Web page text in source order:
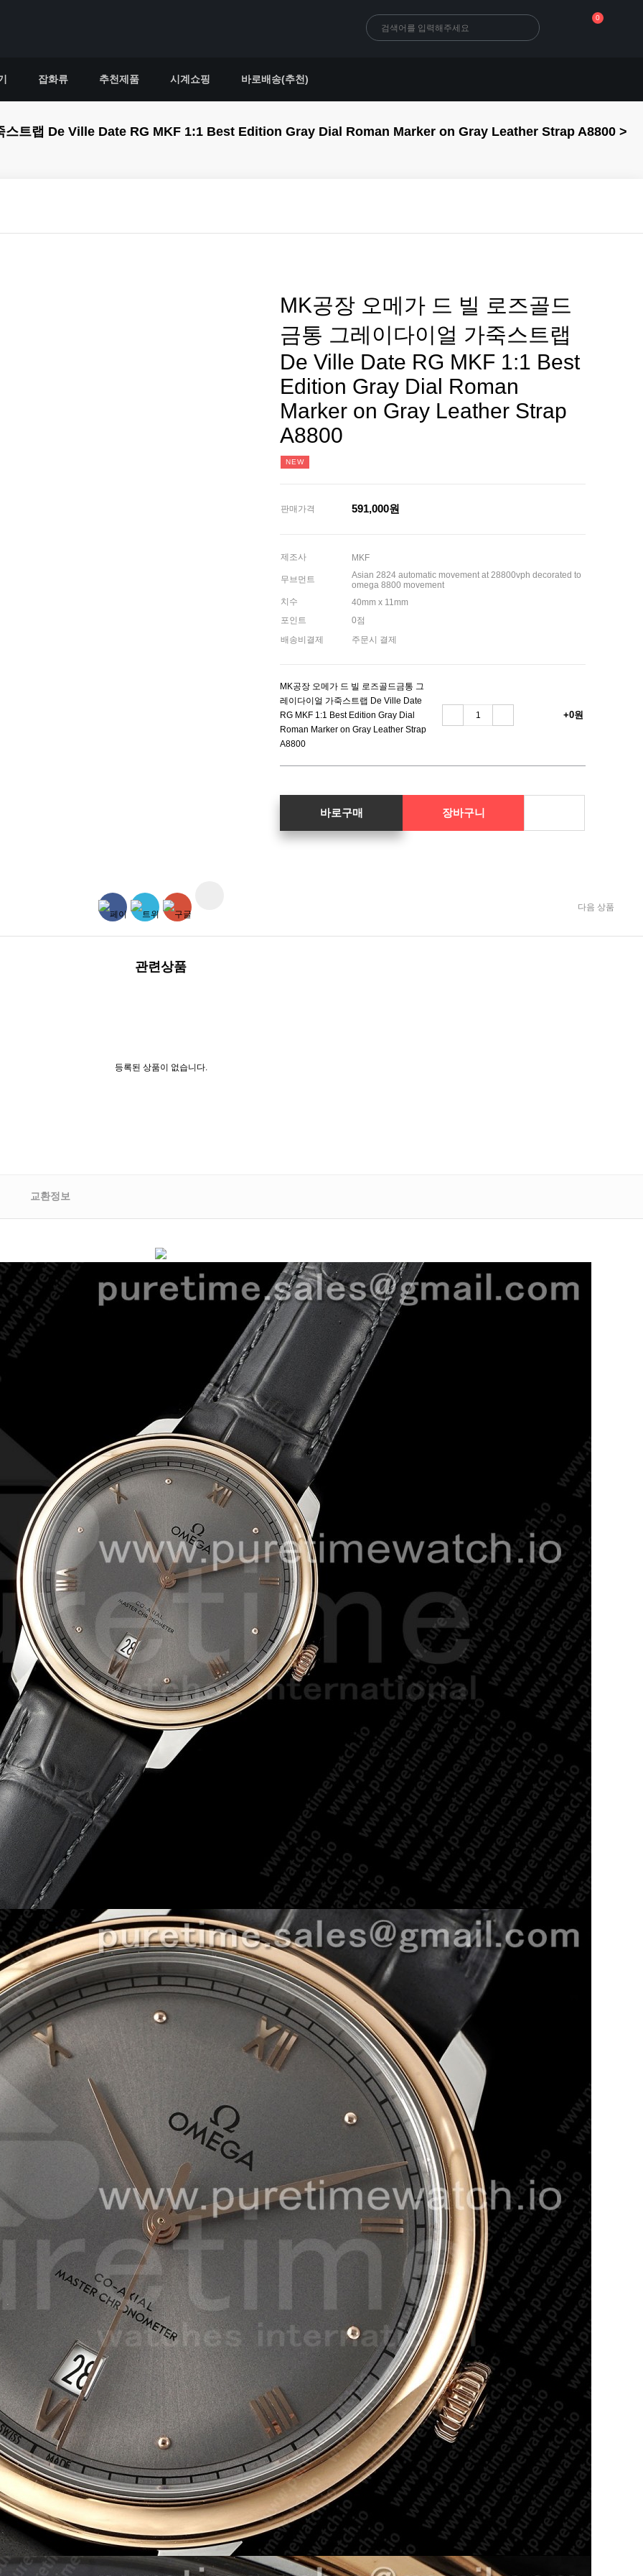
0
잡화류 추천제품 시계쇼핑 바로배송(추천)
스트랩 De Ville Date RG MKF 1:1 Best Edition Gray Dial Roman Marker on Gray Leather Strap A8800 >
MK공장 오메가 드 빌 로즈골드
금통 그레이다이얼 가죽스트랩
De Ville Date RG MKF 1:1 Best
Edition Gray Dial Roman
Marker on Gray Leather Strap
A8800
NEW
판매가격 591,000원
제조사 MKF
무브먼트
Asian 2824 automatic movement at 28800vph decorated to
omega 8800 movement
치수
40mm x 11mm
포인트
0점
배송비결제
주문시 결제
MK공장 오메가 드 빌 로즈골드금통 그
레이다이얼 가죽스트랩 De Ville Date
RG MKF 1:1 Best Edition Gray Dial
Roman Marker on Gray Leather Strap
A8800
+0원
바로구매 장바구니
다음 상품
관련상품
등록된 상품이 없습니다.
교환정보